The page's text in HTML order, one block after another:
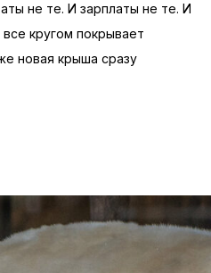
не те. И зарплаты не те. И
кругом покрывает
новая крыша сразу